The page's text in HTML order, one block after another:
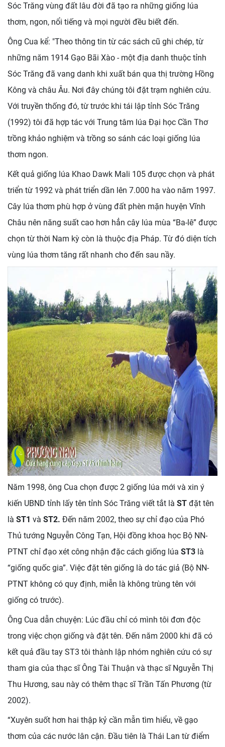
Sóc Trăng vùng đất lâu đời đã tạo ra những giống lúa
thơm, ngon, nổi tiếng và mọi người đều biết đến.
Ông Cua kể: "Theo thông tin từ các sách cũ ghi chép, từ
những năm 1914 Gạo Bãi Xào - một địa danh thuộc tỉnh
Sóc Trăng đã vang danh khi xuất bán qua thị trường Hồng
Kông và châu Âu. Nơi đây chúng tôi đặt trạm nghiên cứu.
Với truyền thống đó, từ trước khi tái lập tỉnh Sóc Trăng
(1992) tôi đã hợp tác với Trung tâm lúa Đại học Cần Thơ
trồng khảo nghiệm và trồng so sánh các loại giống lúa
thơm ngon.
Kết quả giống lúa Khao Dawk Mali 105 được chọn và phát
triển từ 1992 và phát triển dần lên 7.000 ha vào năm 1997.
Cây lúa thơm phù hợp ở vùng đất phèn mặn huyện Vĩnh
Châu nên năng suất cao hơn hẳn cây lúa mùa “Ba-lê” được
chọn từ thời Nam kỳ còn là thuộc địa Pháp. Từ đó diện tích
vùng lúa thơm tăng rất nhanh cho đến sau nầy.
Năm 1998, ông Cua chọn được 2 giống lúa mới và xin ý
kiến UBND tỉnh lấy tên tỉnh Sóc Trăng viết tắt là ST đặt tên
là ST1 và ST2. Đến năm 2002, theo sự chỉ đạo của Phó
Thủ tướng Nguyễn Công Tạn, Hội đồng khoa học Bộ NN-
PTNT chỉ đạo xét công nhận đặc cách giống lúa ST3 là
“giống quốc gia”. Việc đặt tên giống là do tác giả (Bộ NN-
PTNT không có quy định, miễn là không trùng tên với
giống có trước).
Ông Cua dẫn chuyện: Lúc đầu chỉ có mình tôi đơn độc
trong việc chọn giống và đặt tên. Đến năm 2000 khi đã có
kết quả đầu tay ST3 tôi thành lập nhóm nghiên cứu có sự
tham gia của thạc sĩ Ông Tài Thuận và thạc sĩ Nguyễn Thị
Thu Hương, sau này có thêm thạc sĩ Trần Tấn Phương (từ
2002).
“Xuyên suốt hơn hai thập kỷ cần mẫn tìm hiểu, về gạo
thơm của các nước lân cận. Đầu tiên là Thái Lan từ điểm